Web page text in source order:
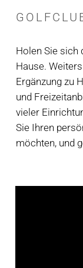
Holen Sie sich
Hause.
Ergänzung zu
und
vieler
Sie Ihren
möchten, und